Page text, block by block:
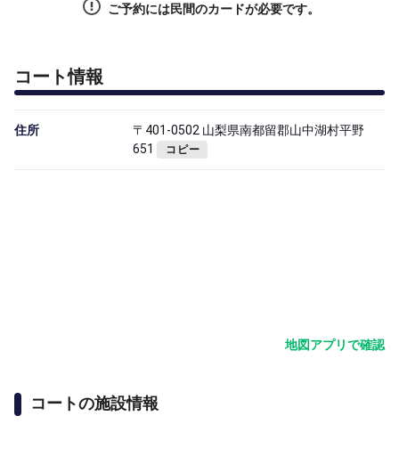
ご予約には民間のカードが必要です。
コート情報
住所
〒401-0502 山梨県南都留郡山中湖村平野
651
コピー
地図アプリで確認
コートの施設情報